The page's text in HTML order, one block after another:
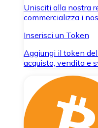
Unisciti alla nostra
commercializza i
Inserisci un Token
Aggiungi il token
acquisto, vendita e